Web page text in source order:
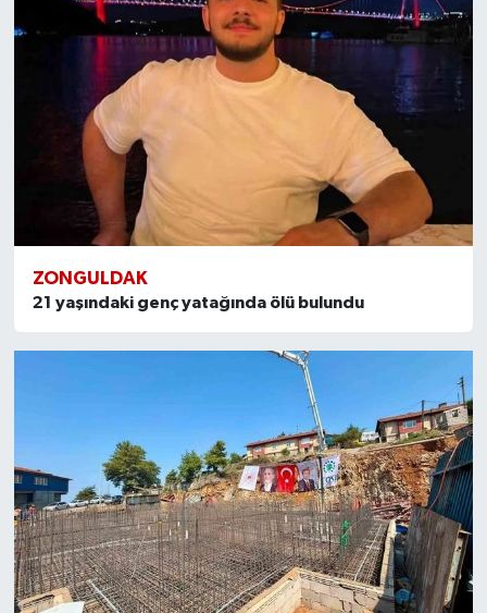
ZONGULDAK
21 yaşındaki genç yatağında ölü bulundu